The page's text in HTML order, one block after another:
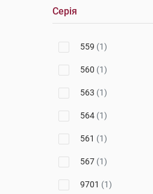
Серія
559 (1)
560 (1)
563 (1)
564 (1)
561 (1)
567 (1)
9701 (1)